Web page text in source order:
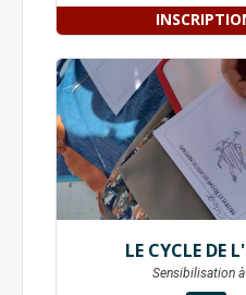
LE CYCLE DE
Sensibilisation